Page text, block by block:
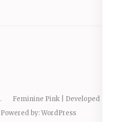
.
Feminine Pink | Developed
Powered by:WordPress